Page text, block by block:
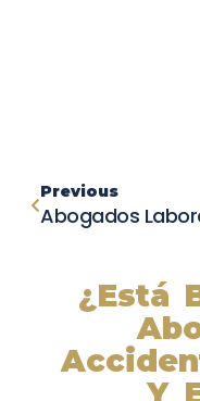
Previous
Abogados
¿Está